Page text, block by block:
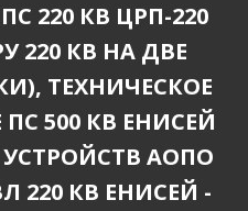
220 КВ ЦРП-220
220 КВ НА ДВЕ
ТЕХНИЧЕСКОЕ
500 КВ ЕНИСЕЙ
АОПО
220 КВ ЕНИСЕЙ -